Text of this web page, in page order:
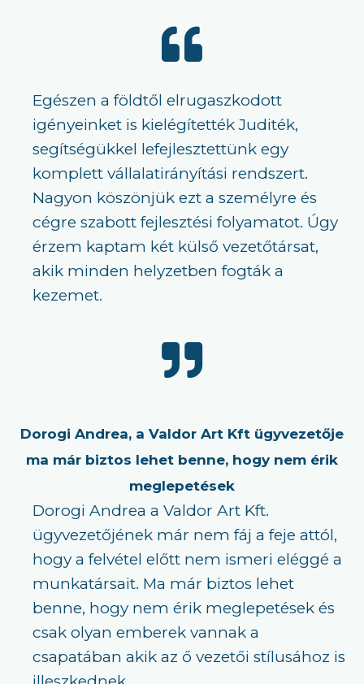
Egészen a földtől elrugaszkodott
igényeinket is kielégítették Juditék,
segítségükkel lefejlesztettünk egy
komplett vállalatirányítási rendszert.
Nagyon köszönjük ezt a személyre és
cégre szabott fejlesztési folyamatot. Úgy
érzem kaptam két külső vezetőtársat,
akik minden helyzetben fogták a
kezemet.
Dorogi Andrea, a Valdor Art Kft ügyvezetője
ma már biztos lehet benne, hogy nem érik
meglepetések
Dorogi Andrea a Valdor Art Kft.
ügyvezetőjének már nem fáj a feje attól,
hogy a felvétel előtt nem ismeri eléggé a
munkatársait. Ma már biztos lehet
benne, hogy nem érik meglepetések és
csak olyan emberek vannak a
csapatában akik az ő vezetői stílusához is